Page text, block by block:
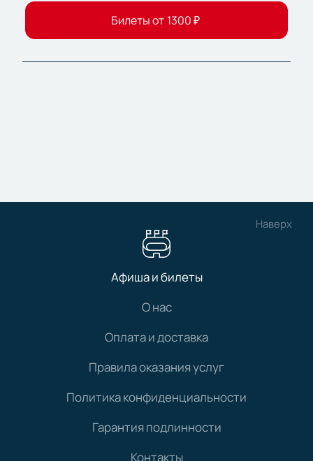
Билеты от 1300₽
Наверх
Афиша и билеты
О нас
Оплата и доставка
Правила оказания услуг
Политика конфиденциальности
Гарантия подлинности
Контакты